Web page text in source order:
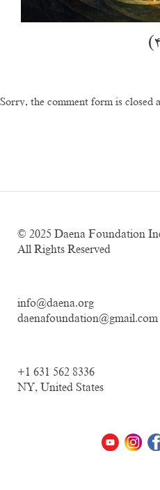
Sorry, the comment form is closed
© 2025 Daena Foundation
All Rights Reserved
info@daena.org
daenafoundation@gmail.com
+1 631 562 8336
NY, United States